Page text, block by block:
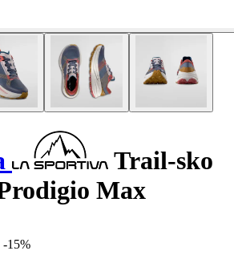
Trail-sko
Max
-15%